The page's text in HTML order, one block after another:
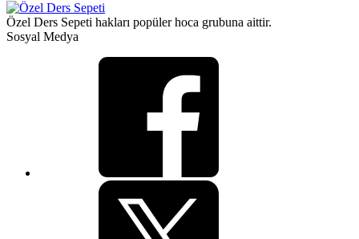
Özel Ders Sepeti hakları popüler hoca grubuna aittir.
Sosyal Medya